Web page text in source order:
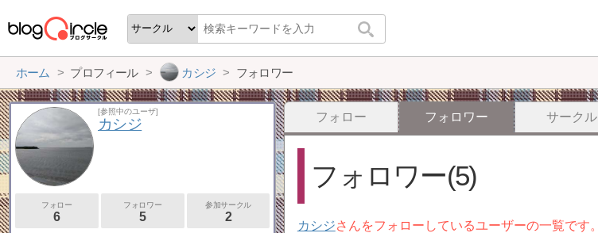
ホーム プロフィール カシジ フォロワー
フォロー フォロワー サークル
フォロワー(5)
カシジさんをフォローしているユーザーの一覧です。
[参照中のユーザ]
カシジ
フォロー
6
フォロワー
5
参加サークル
2